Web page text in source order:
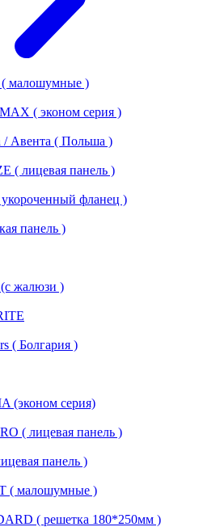
малошумные )
( эконом серия )
/ Авента ( Польша )
( лицевая панель )
фланец )
панель )
жалюзи )
( Болгария )
(эконом серия)
( лицевая панель )
панель )
( малошумные )
( решетка 180*250мм )